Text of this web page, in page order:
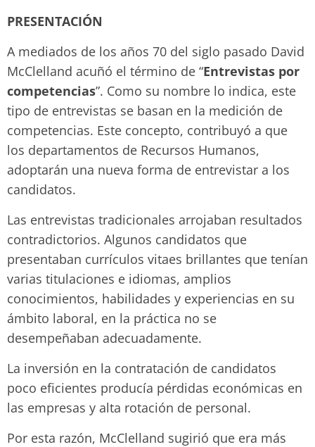
PRESENTACIÓN
A mediados de los años 70 del siglo pasado David
McClelland acuñó el término de “Entrevistas por
competencias”. Como su nombre lo indica, este
tipo de entrevistas se basan en la medición de
competencias. Este concepto, contribuyó a que
los departamentos de Recursos Humanos,
adoptarán una nueva forma de entrevistar a los
candidatos.
Las entrevistas tradicionales arrojaban resultados
contradictorios. Algunos candidatos que
presentaban currículos vitaes brillantes que tenían
varias titulaciones e idiomas, amplios
conocimientos, habilidades y experiencias en su
ámbito laboral, en la práctica no se
desempeñaban adecuadamente.
La inversión en la contratación de candidatos
poco eficientes producía pérdidas económicas en
las empresas y alta rotación de personal.
Por esta razón, McClelland sugirió que era más